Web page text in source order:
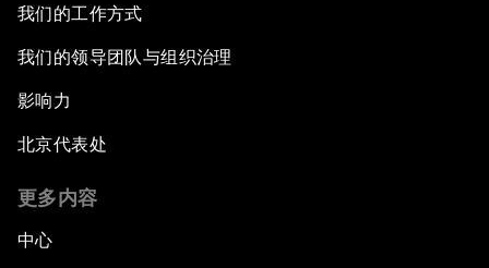
我们的工作方式
我们的领导团队与组织治理
影响力
北京代表处
更多内容
中心